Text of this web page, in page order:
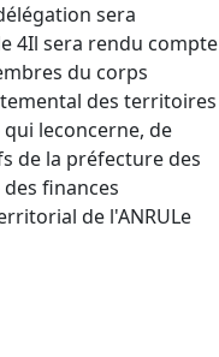
sera
4Il sera rendu compte
du corps
des territoires
leconcerne, de
de la préfecture des
finances
de l'ANRULe